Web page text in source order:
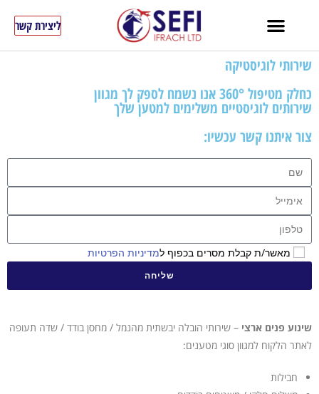
ליצירת קשר
שירותי לוגיסטיקה
כחלק מטיפול 360° אנו נשמח לספק לך מגוון
שירותים לוגיסטיים משלימים למטען שלך
צור איתנו קשר עכשיו:
מאשר/ת קבלת מסרים בכפוף למדיניות הפרטיות
שליחה
t
e
שינוע פנים ארצי – שירותי הובלה יבשתית מהנמל / מחסן בודד / שדה תעופה
לאתר הלקוח למגוון סוגי מטענים:
חבילות